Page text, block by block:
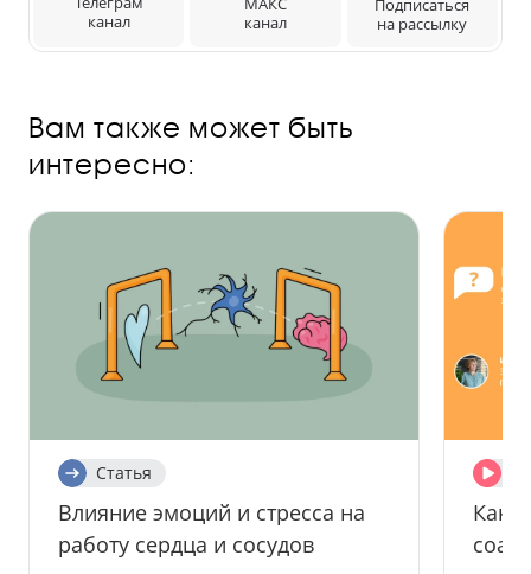
канал
канал
Подписаться
на рассылку
Вам также может быть
интересно:
Статья
Влияние эмоций и стресса на
работу сердца и сосудов
Как